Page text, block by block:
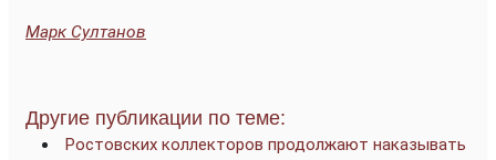
Марк Султанов
Другие публикации по теме:
Ростовских коллекторов продолжают наказывать